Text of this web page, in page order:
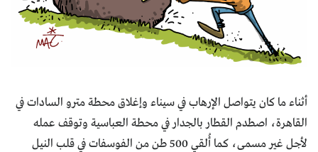
أثناء ما كان يتواصل الإرهاب في سيناء وإغلاق محطة مترو السادات في
القاهرة، اصطدم القطار بالجدار في محطة العباسية وتوقف عمله
لأجل غير مسمى، كما أُلقي 500 طن من الفوسفات في قلب النيل